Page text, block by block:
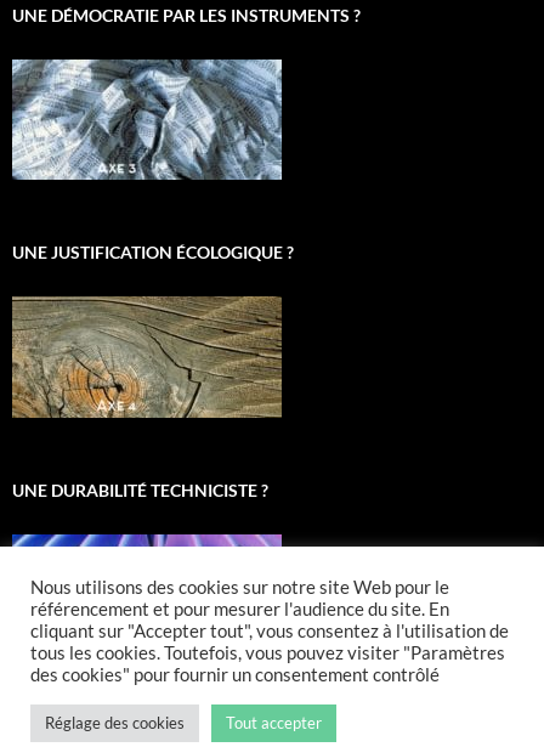
UNE DÉMOCRATIE PAR LES INSTRUMENTS ?
UNE JUSTIFICATION ÉCOLOGIQUE ?
UNE DURABILITÉ TECHNICISTE ?
Nous utilisons des cookies sur notre site Web pour le
référencement et pour mesurer l'audience du site. En
cliquant sur "Accepter tout", vous consentez à l'utilisation de
tous les cookies. Toutefois, vous pouvez visiter "Paramètres
des cookies" pour fournir un consentement contrôlé
Réglage des cookies Tout accepter